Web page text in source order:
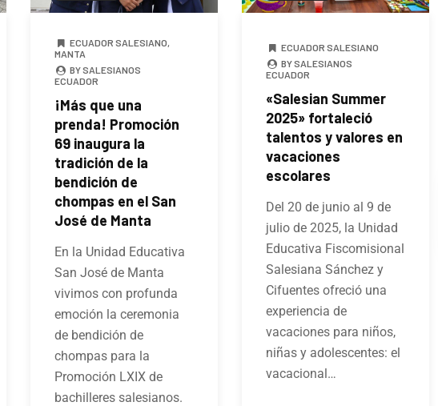
ECUADOR SALESIANO,
MANTA
BY SALESIANOS
ECUADOR
¡Más que una
prenda! Promoción
69 inaugura la
tradición de la
bendición de
chompas en el San
José de Manta
En la Unidad Educativa
San José de Manta
vivimos con profunda
emoción la ceremonia
de bendición de
chompas para la
Promoción LXIX de
bachilleres salesianos.
ECUADOR SALESIANO
BY SALESIANOS
ECUADOR
«Salesian Summer
2025» fortaleció
talentos y valores en
vacaciones
escolares
Del 20 de junio al 9 de
julio de 2025, la Unidad
Educativa Fiscomisional
Salesiana Sánchez y
Cifuentes ofreció una
experiencia de
vacaciones para niños,
niñas y adolescentes: el
vacacional…